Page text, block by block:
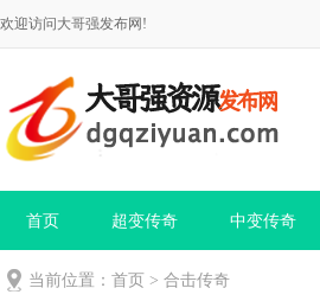
欢迎访问大哥强发布网!
首页 超变传奇 中变传奇
当前位置： 首页 > 合击传奇